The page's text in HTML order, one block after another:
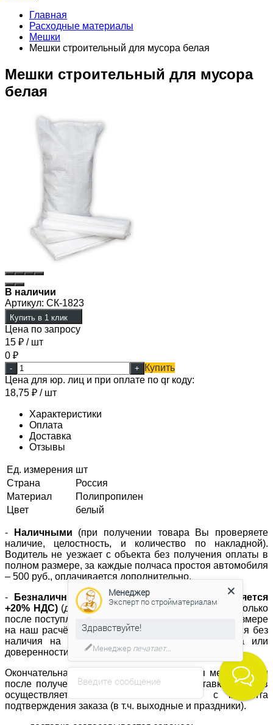
Главная
Расходные материалы
Мешки
Мешки строительный для мусора белая
Мешки строительный для мусора
белая
В наличии
Артикул: СК-1823
Купить в 1 клик
Цена по запросу
15 ₽ / шт
0 ₽
- +
Купить
Цена для юр. лиц и при оплате по qr коду:
18,75 ₽ / шт
Характеристики
Оплата
Доставка
Отзывы
Ед. измерения шт
Страна
Россия
Материал
Полипропилен
Цвет
белый
- Наличными (при получении товара Вы проверяете
наличие, целостность, и количество по накладной).
Водитель не уезжает с объекта без получения оплаты в
полном размере, за каждые полчаса простоя автомобиля
– 500 руб., оплачивается дополнительно.
-
Безналичный расчет (к стоимости прибавляется
+20% НДС) (доставка материала осуществляется только
после поступления денежных средств в полном размере
на наш расчётный счёт; отгрузка не осуществляется без
наличия на объекте печати компании заказчика или
доверенности с синей печатью).
Окончательная стоимость устанавливается менеджером
после получения и обработки заказа. Доставка товаров
осуществляется в течение 3-х часов с момента
подтверждения заказа (в т.ч. выходные и праздники).
Введите сообщение
Менеджер
Эксперт по стройматериалам
Здравствуйте!
Менеджер печатает...